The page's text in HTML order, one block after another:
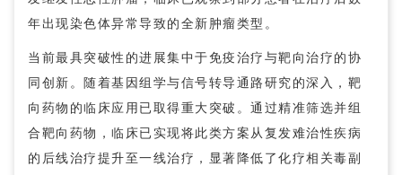
年出现染色体异常导致的全新肿瘤类型。
当前最具突破性的进展集中于免疫治疗与靶向治疗的协
同创新。随着基因组学与信号转导通路研究的深入，靶
向药物的临床应用已取得重大突破。通过精准筛选并组
合靶向药物，临床已实现将此类方案从复发难治性疾病
的后线治疗提升至一线治疗，显著降低了化疗相关毒副